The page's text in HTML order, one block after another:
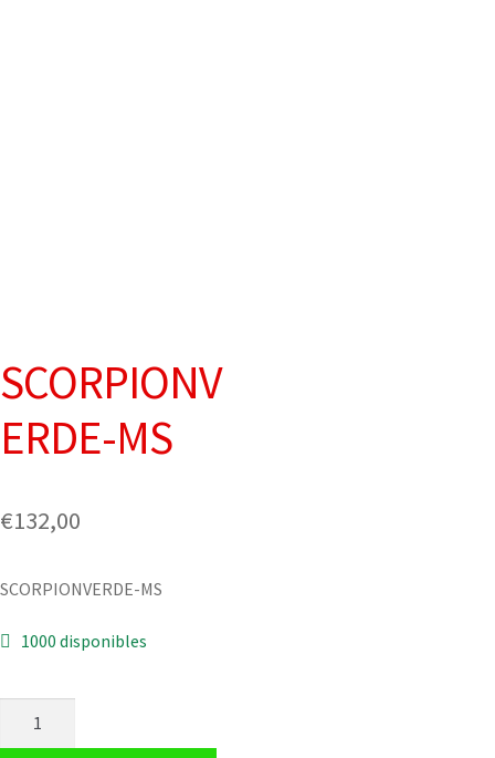
SCORPIONV
ERDE-MS
€132,00
SCORPIONVERDE-MS
1000 disponibles